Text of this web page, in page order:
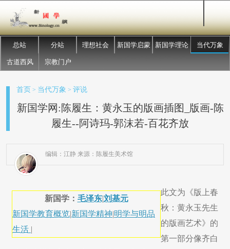
总站 分站 理想社会 新国学启蒙 新国学理论 当代万象
古道西风 宗教门户
首页 > 当代万象 > 评说
新国学网:陈履生：黄永玉的版画插图_版画-陈
履生--阿诗玛-郭沫若-百花齐放
编辑：江静 来源：陈履生美术馆
新国学： 毛泽东|刘基元
新国学教育概览|新国学精神|明学与明品
生活 |
此文为《版上春
秋：黄永玉先生
的版画艺术》的
第一部分像齐白